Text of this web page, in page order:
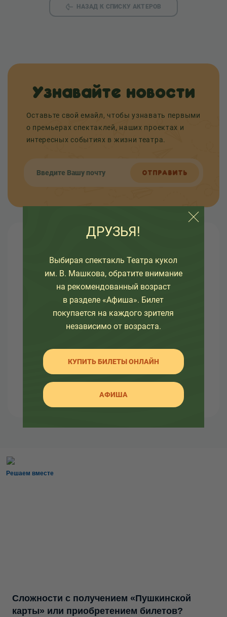
НАЗАД К СПИСКУ АКТЕРОВ
Узнавайте новости
Оставьте свой емайл, чтобы узнавать первыми
о премьерах спектаклей, наших проектах и
интересных событиях в жизни театра.
ОТПРАВИТЬ
Узнайте как развивался театр в разное время, а
так же какие еще изменения ждут его.
Здесь вы так же найдете много интересной
информации об артистах театра и о закулисной
жизни.
Решаем вместе
Сложности с получением «Пушкинской
карты» или приобретением билетов?
ДРУЗЬЯ!
Выбирая спектакль Театра кукол
им. В. Машкова, обратите внимание
на рекомендованный возраст
в разделе «Афиша». Билет
покупается на каждого зрителя
независимо от возраста.
КУПИТЬ БИЛЕТЫ ОНЛАЙН
АФИША